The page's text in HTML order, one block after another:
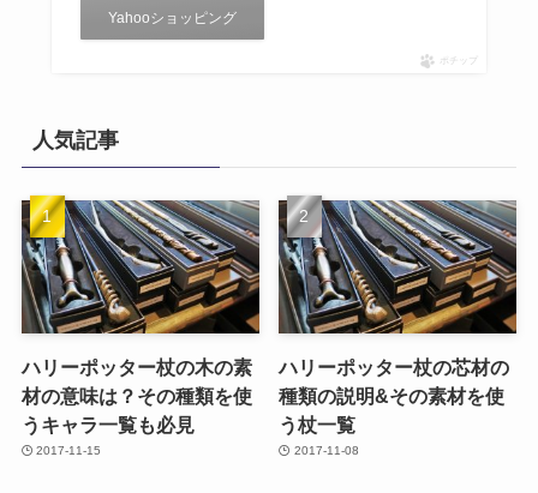
Yahooショッピング
ポチップ
人気記事
ハリーポッター杖の木の素
材の意味は？その種類を使
うキャラ一覧も必見
2017-11-15
ハリーポッター杖の芯材の
種類の説明&その素材を使
う杖一覧
2017-11-08